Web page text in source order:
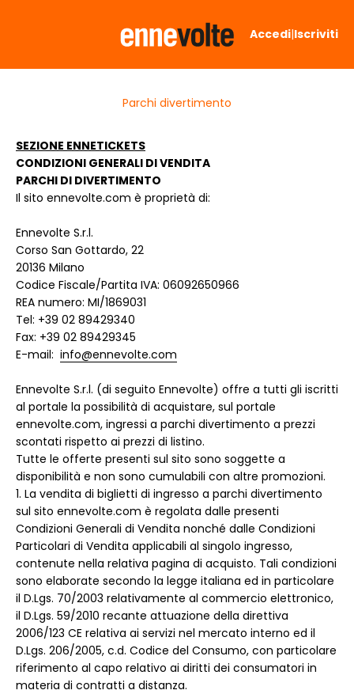
Accedi|Iscriviti
Parchi divertimento
SEZIONE ENNETICKETS
CONDIZIONI GENERALI DI VENDITA
PARCHI DI DIVERTIMENTO
Il sito ennevolte.com è proprietà di:
Ennevolte S.r.l.
Corso San Gottardo, 22
20136 Milano
Codice Fiscale/Partita IVA: 06092650966
REA numero: MI/1869031
Tel: +39 02 89429340
Fax: +39 02 89429345
E-mail: info@ennevolte.com
Ennevolte S.r.l. (di seguito Ennevolte) offre a tutti gli iscritti
al portale la possibilità di acquistare, sul portale
ennevolte.com, ingressi a parchi divertimento a prezzi
scontati rispetto ai prezzi di listino.
Tutte le offerte presenti sul sito sono soggette a
disponibilità e non sono cumulabili con altre promozioni.
La vendita di biglietti di ingresso a parchi divertimento
sul sito ennevolte.com è regolata dalle presenti
Condizioni Generali di Vendita nonché dalle Condizioni
Particolari di Vendita applicabili al singolo ingresso,
contenute nella relativa pagina di acquisto. Tali condizioni
sono elaborate secondo la legge italiana ed in particolare
il D.Lgs. 70/2003 relativamente al commercio elettronico,
il D.Lgs. 59/2010 recante attuazione della direttiva
2006/123 CE relativa ai servizi nel mercato interno ed il
D.Lgs. 206/2005, c.d. Codice del Consumo, con particolare
riferimento al capo relativo ai diritti dei consumatori in
materia di contratti a distanza.